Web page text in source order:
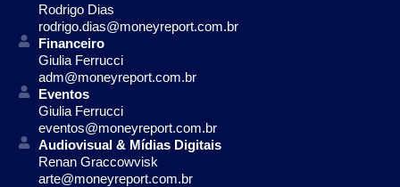
Rodrigo Dias
rodrigo.dias@moneyreport.com.br
Financeiro
Giulia Ferrucci
adm@moneyreport.com.br
Eventos
Giulia Ferrucci
eventos@moneyreport.com.br
Audiovisual & Mídias Digitais
Renan Graccowvisk
arte@moneyreport.com.br